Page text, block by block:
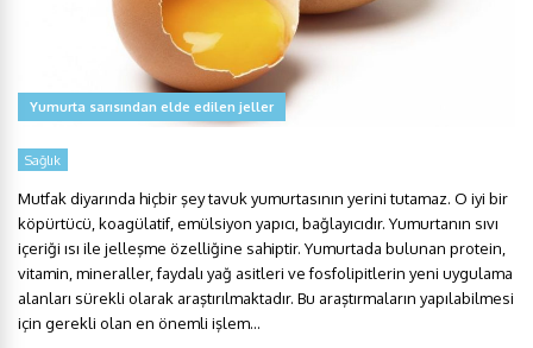
Yumurta sarısından elde edilen jeller
Sağlık
Mutfak diyarında hiçbir şey tavuk yumurtasının yerini tutamaz. O iyi bir
köpürtücü, koagülatif, emülsiyon yapıcı, bağlayıcıdır. Yumurtanın sıvı
içeriği ısı ile jelleşme özelliğine sahiptir. Yumurtada bulunan protein,
vitamin, mineraller, faydalı yağ asitleri ve fosfolipitlerin yeni uygulama
alanları sürekli olarak araştırılmaktadır. Bu araştırmaların yapılabilmesi
için gerekli olan en önemli işlem...